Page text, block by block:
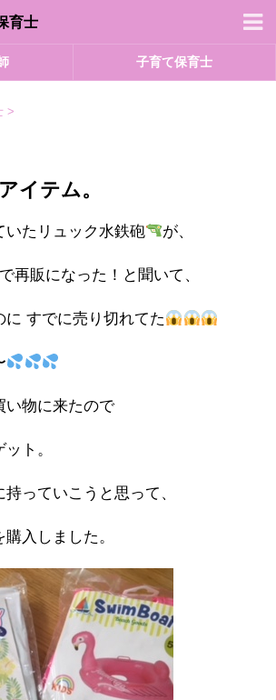
育士
子育て保育士
>
イテム。
いたリュック水鉄砲 が、
再販になった！と聞いて、
に すでに売り切れてた
い物に来たので
ト。
っていこうと思って、
入しました。